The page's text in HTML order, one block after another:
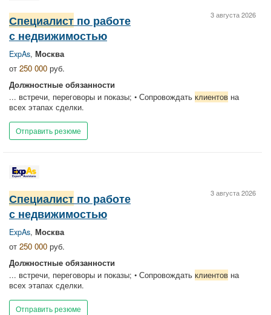
3 августа 2026
Специалист по работе
с недвижимостью
ExpAs, Москва
от 250 000 руб.
Должностные обязанности
... встречи, переговоры и показы; • Сопровождать клиентов на
всех этапах сделки.
Отправить резюме
3 августа 2026
Специалист по работе
с недвижимостью
ExpAs, Москва
от 250 000 руб.
Должностные обязанности
... встречи, переговоры и показы; • Сопровождать клиентов на
всех этапах сделки.
Отправить резюме